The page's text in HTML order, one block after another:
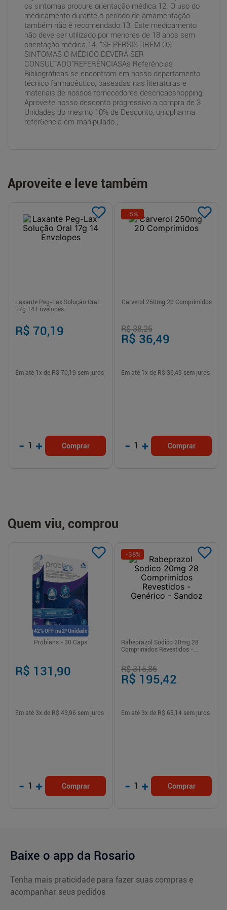
os sintomas procure orientação médica.12. O uso do
medicamento durante o período de amamentação
também não é recomendado.13. Este medicamento
não deve ser utilizado por menores de 18 anos sem
orientação médica.14. "SE PERSISTIREM OS
SINTOMAS O MÉDICO DEVERÁ SER
CONSULTADO"REFERÊNCIASAs Referências
Bibliográficas se encontram em nosso departamento
técnico farmacêutico, baseadas nas literaturas e
materiais de nossos fornecedores.descricaoshopping:
Aproveite nosso desconto progressivo a compra de 3
Unidades do mesmo 10% de Desconto, unicpharma
refer6encia em manipulado.;
Aproveite e leve também
Laxante Peg-Lax Solução Oral
17g 14 Envelopes
R$ 70,19
Em até 1 x de R$ 70,19 sem juros
- 1 + Comprar
-5%
Carverol 250mg 20 Comprimidos
R$ 38,26
R$ 36,49
Em até 1 x de R$ 36,49 sem juros
- 1 + Comprar
Quem viu, comprou
42% OFF na 2ª Unidade
Probians - 30 Caps
R$ 131,90
Em até 3x de R$ 43,96 sem juros
- 1 + Comprar
-38%
Rabeprazol Sodico 20mg 28
Comprimidos Revestidos -
R$ 315,86
R$ 195,42
Em até 3x de R$ 65,14 sem juros
- 1 + Comprar
Baixe o app da Rosario
Tenha mais praticidade para fazer suas compras e
acompanhar seus pedidos